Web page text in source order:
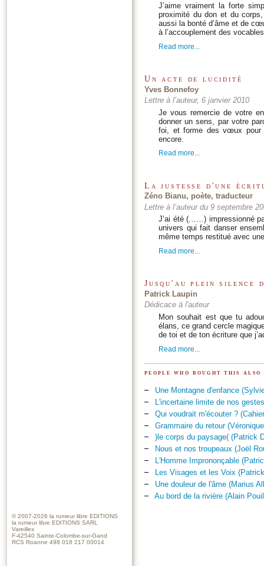
J’aime vraiment la forte
proximité du don et du
aussi la bonté d’âme et de
à l’accouplement des
Read more...
Un acte de lucidité
Yves Bonnefoy
Lettre à l’auteur, 6 janvier 2010
Je vous remercie de votre
donner un sens, par votre
foi, et forme des vœux pour
encore.
Read more...
La justesse d'une
Zéno Bianu, poète, traducteur
Lettre à l’auteur du 9 septembre
J’ai été (……) impressionné
univers qui fait danser
même temps restitué avec
Read more...
Jusqu'au plein silence
Patrick Laupin
Dédicace à l'auteur
Mon souhait est que tu
élans, ce grand cercle
de toi et de ton écriture que
Read more...
people who bought this also
Une Montagne d'enfance
L'incertaine limite de nos
Qui voudrait m'écouter ?
Grammaire du retour
)le corps du paysage( (Patrick
Nous et nos troupeaux (Joël
L'Homme Imprononçable
Les Visages et les Voix
Une douleur de l'âme (Marius
Au bord de la rivière (Alain
© 2007-2026 la rumeur libre EDITIONS
la rumeur libre EDITIONS SARL
Vareilles
F-42540 Sainte-Colombe-sur-Gand
RCS Roanne 498 018 217 00014